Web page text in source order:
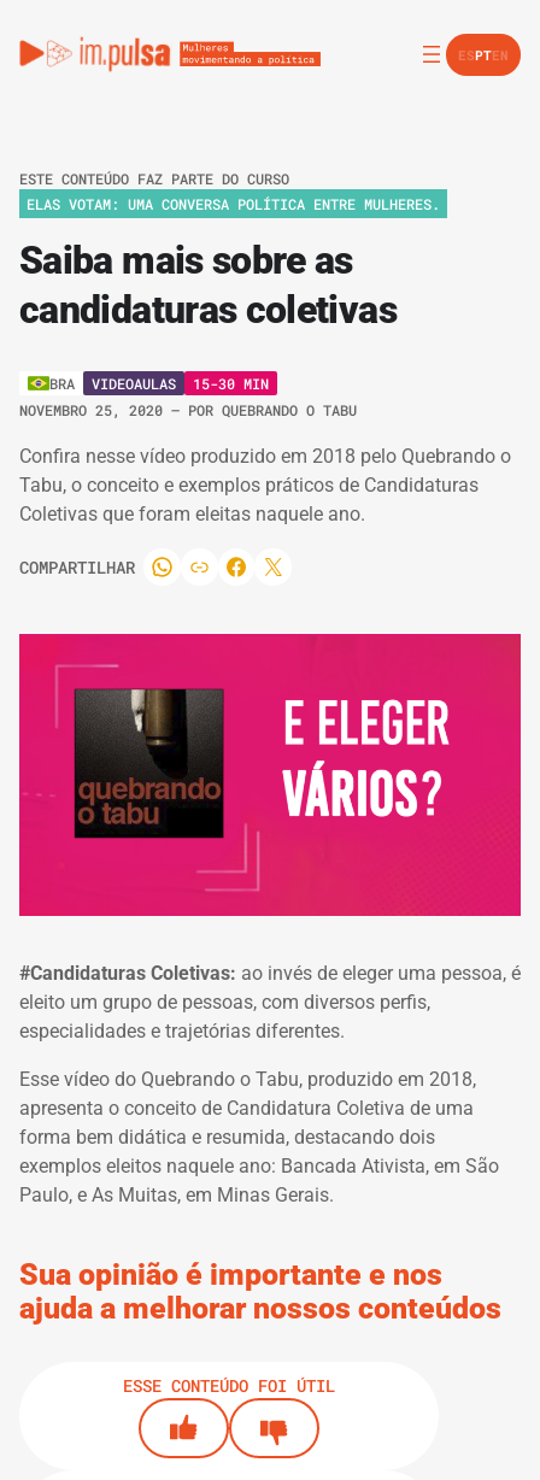
ESPTEN
ESTE CONTEÚDO FAZ PARTE DO CURSO
ELAS VOTAM: UMA CONVERSA POLÍTICA ENTRE MULHERES.
Saiba mais sobre as
candidaturas coletivas
BRA VIDEOAULAS
15-30 MIN
NOVEMBRO 25, 2020 – POR QUEBRANDO O TABU
Confira nesse vídeo produzido em 2018 pelo Quebrando o
Tabu, o conceito e exemplos práticos de Candidaturas
Coletivas que foram eleitas naquele ano.
COMPARTILHAR
#Candidaturas Coletivas: ao invés de eleger uma pessoa, é
eleito um grupo de pessoas, com diversos perfis,
especialidades e trajetórias diferentes.
Esse vídeo do Quebrando o Tabu, produzido em 2018,
apresenta o conceito de Candidatura Coletiva de uma
forma bem didática e resumida, destacando dois
exemplos eleitos naquele ano: Bancada Ativista, em São
Paulo, e As Muitas, em Minas Gerais.
Sua opinião é importante e nos
ajuda a melhorar nossos conteúdos
ESSE CONTEÚDO FOI ÚTIL